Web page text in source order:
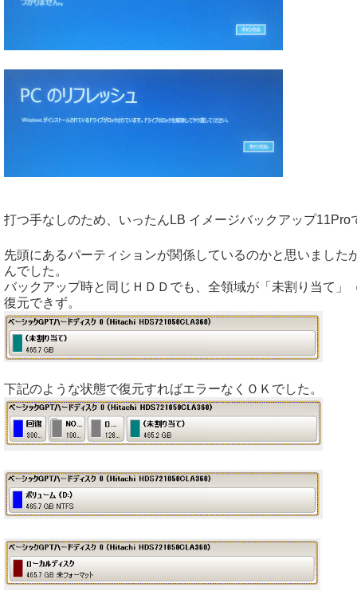
打つ手なしのため、いったんLB イメージバックアップ11Pro
先頭にあるパーティションが関係しているのかと思いました
んでした。
バックアップ時と同じＨＤＤでも、全領域が「未割り当て」
復元できず。
下記のような状態で復元すればエラーなくＯＫでした。